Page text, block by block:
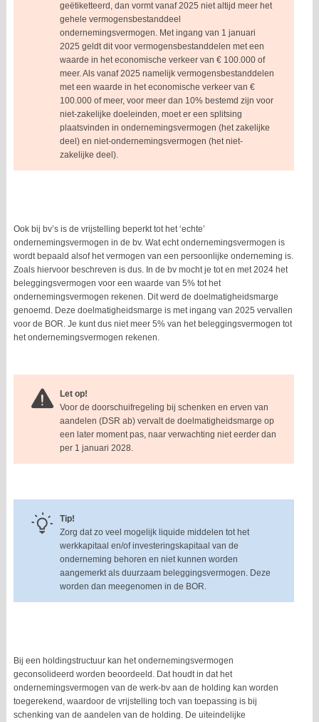
geëtiketteerd, dan vormt vanaf 2025 niet altijd meer het
gehele vermogensbestanddeel
ondernemingsvermogen. Met ingang van 1 januari
2025 geldt dit voor vermogensbestanddelen met een
waarde in het economische verkeer van € 100.000 of
meer. Als vanaf 2025 namelijk vermogensbestanddelen
met een waarde in het economische verkeer van €
100.000 of meer, voor meer dan 10% bestemd zijn voor
niet-zakelijke doeleinden, moet er een splitsing
plaatsvinden in ondernemingsvermogen (het zakelijke
deel) en niet-ondernemingsvermogen (het niet-
zakelijke deel).
Ook bij bv’s is de vrijstelling beperkt tot het ‘echte’
ondernemingsvermogen in de bv. Wat echt ondernemingsvermogen is
wordt bepaald alsof het vermogen van een persoonlijke onderneming is.
Zoals hiervoor beschreven is dus. In de bv mocht je tot en met 2024 het
beleggingsvermogen voor een waarde van 5% tot het
ondernemingsvermogen rekenen. Dit werd de doelmatigheidsmarge
genoemd. Deze doelmatigheidsmarge is met ingang van 2025 vervallen
voor de BOR. Je kunt dus niet meer 5% van het beleggingsvermogen tot
het ondernemingsvermogen rekenen.
Let op!
Voor de doorschuifregeling bij schenken en erven van
aandelen (DSR ab) vervalt de doelmatigheidsmarge op
een later moment pas, naar verwachting niet eerder dan
per 1 januari 2028.
Tip!
Zorg dat zo veel mogelijk liquide middelen tot het
werkkapitaal en/of investeringskapitaal van de
onderneming behoren en niet kunnen worden
aangemerkt als duurzaam beleggingsvermogen. Deze
worden dan meegenomen in de BOR.
Bij een holdingstructuur kan het ondernemingsvermogen
geconsolideerd worden beoordeeld. Dat houdt in dat het
ondernemingsvermogen van de werk-bv aan de holding kan worden
toegerekend, waardoor de vrijstelling toch van toepassing is bij
schenking van de aandelen van de holding. De uiteindelijke